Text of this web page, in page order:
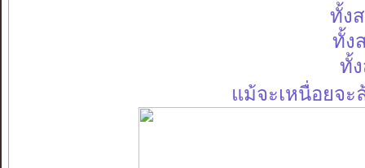
ทั้ง
ทั้ง
ทั้
แม้จะเหนื่อยจะ